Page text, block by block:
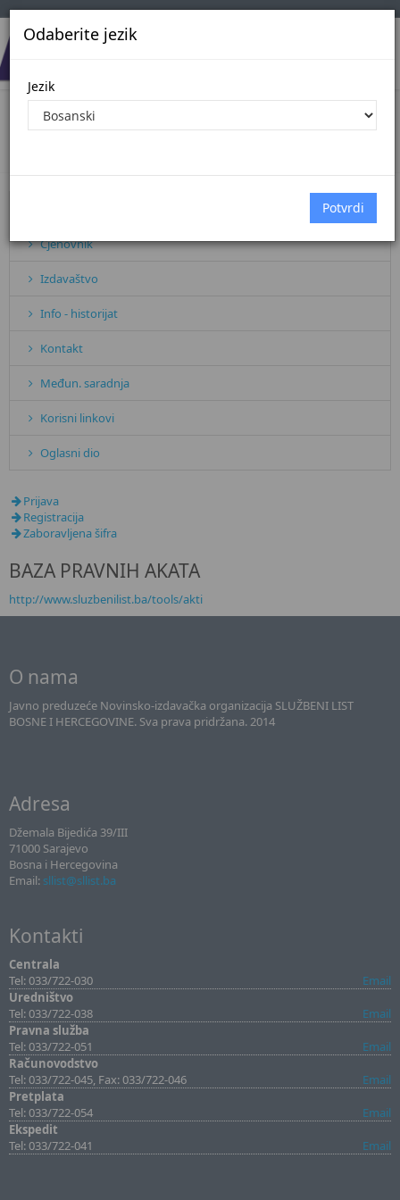
Odaberite jezik
Jezik
BAZA PRAVNIH AKATA
Cjenovnik
Izdavaštvo
Info - historijat
Kontakt
Međun. saradnja
Korisni linkovi
Oglasni dio
Prijava
Registracija
Zaboravljena šifra
BAZA PRAVNIH AKATA
http://www.sluzbenilist.ba/tools/akti
O nama
Javno preduzeće Novinsko-izdavačka organizacija SLUŽBENI LIST
BOSNE I HERCEGOVINE. Sva prava pridržana. 2014
Adresa
Džemala Bijedića 39/III
71000 Sarajevo
Bosna i Hercegovina
Email: sllist@sllist.ba
Kontakti
Centrala
Tel: 033/722-030
Email
Uredništvo
Tel: 033/722-038
Email
Pravna služba
Tel: 033/722-051
Email
Računovodstvo
Tel: 033/722-045, Fax: 033/722-046
Email
Pretplata
Tel: 033/722-054
Email
Ekspedit
Tel: 033/722-041
Email